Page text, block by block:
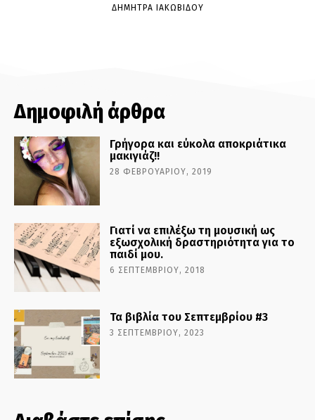
ΔΉΜΗΤΡΑ ΙΑΚΩΒΊΔΟΥ
Δημοφιλή άρθρα
Γρήγορα και εύκολα αποκριάτικα
μακιγιάζ!!
28 ΦΕΒΡΟΥΑΡΊΟΥ, 2019
Γιατί να επιλέξω τη μουσική ως
εξωσχολική δραστηριότητα για το
παιδί μου.
6 ΣΕΠΤΕΜΒΡΊΟΥ, 2018
Τα βιβλία του Σεπτεμβρίου #3
3 ΣΕΠΤΕΜΒΡΊΟΥ, 2023